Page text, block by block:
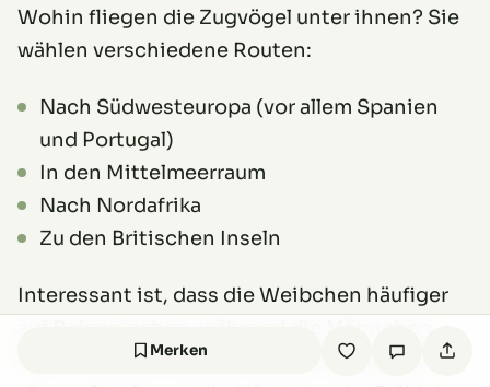
Wohin fliegen die Zugvögel unter ihnen? Sie
wählen verschiedene Routen:
Nach Südwesteuropa (vor allem Spanien
und Portugal)
In den Mittelmeerraum
Nach Nordafrika
Zu den Britischen Inseln
Interessant ist, dass die Weibchen häufiger
öfter im Revier bleiben. Diese Strategie ist
Merken